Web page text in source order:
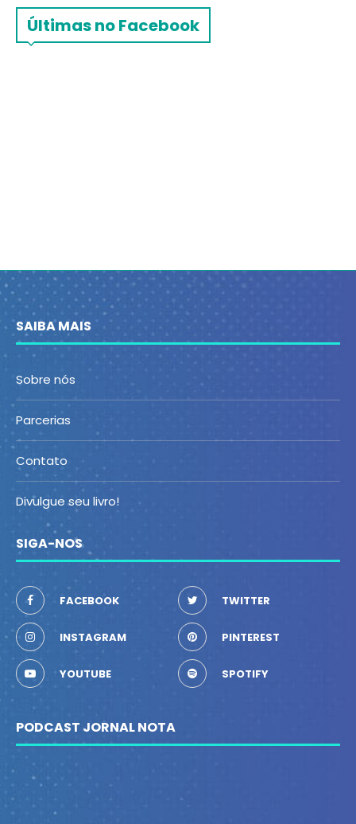
Últimas no Facebook
SAIBA MAIS
Sobre nós
Parcerias
Contato
Divulgue seu livro!
SIGA-NOS
FACEBOOK TWITTER
INSTAGRAM PINTEREST
YOUTUBE SPOTIFY
PODCAST JORNAL NOTA